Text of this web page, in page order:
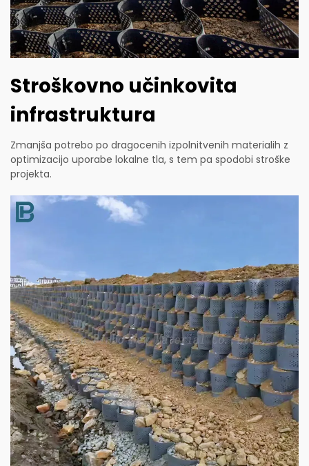
Stroškovno učinkovita
infrastruktura
Zmanjša potrebo po dragocenih izpolnitvenih materialih z
optimizacijo uporabe lokalne tla, s tem pa spodobi stroške
projekta.